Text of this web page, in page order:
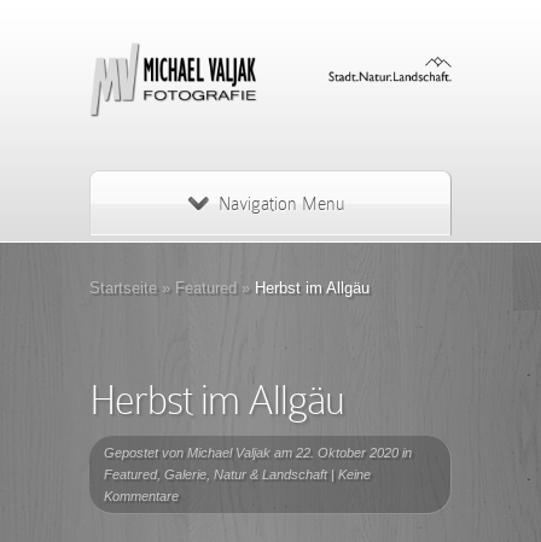
Navigation Menu
Startseite » Featured » Herbst im Allgäu
Herbst im Allgäu
Gepostet von Michael Valjak am 22. Oktober 2020 in
Featured, Galerie Natur & Landschaft| Keine
Kommentare